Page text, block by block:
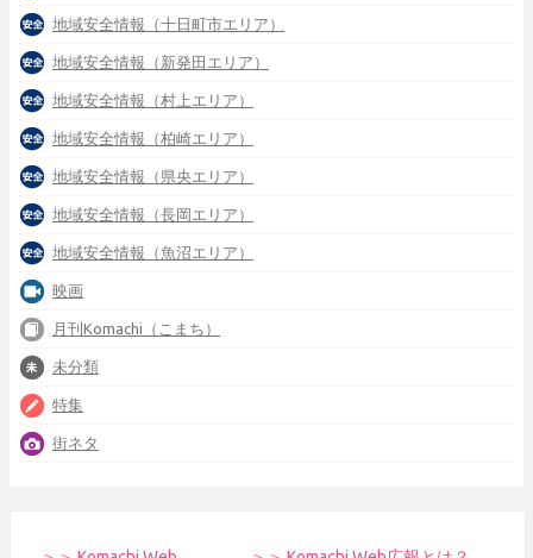
地域安全情報（十日町市エリア）
地域安全情報（新発田エリア）
地域安全情報（村上エリア）
地域安全情報（柏崎エリア）
地域安全情報（県央エリア）
地域安全情報（長岡エリア）
地域安全情報（魚沼エリア）
映画
月刊Komachi（こまち）
未分類
特集
街ネタ